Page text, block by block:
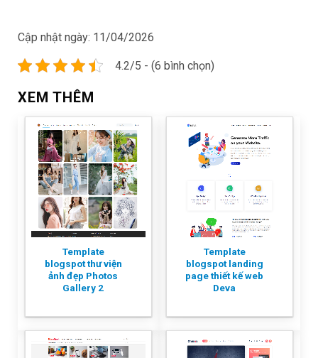
Cập nhật ngày: 11/04/2026
4.2/5 - (6 bình chọn)
XEM THÊM
Template
blogspot thư viện
ảnh đẹp Photos
Gallery 2
Template
blogspot landing
page thiết kế web
Deva